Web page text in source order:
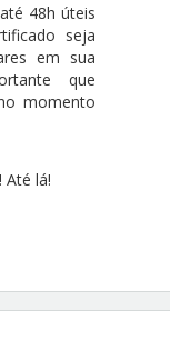
48h úteis
seja
em sua
que
momento
Até lá!